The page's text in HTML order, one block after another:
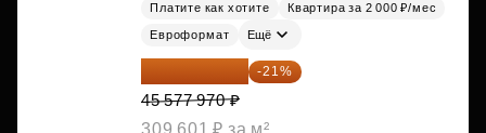
Платите как хотите
Квартира за 2 000 ₽/мес
Евроформат Ещё
36 006 596 ₽ -21%
45 577 970 ₽
309 601 ₽ за м²